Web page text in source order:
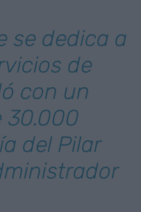
se dedica a
de
con un
30.000
del Pilar